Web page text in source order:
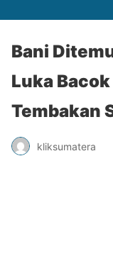
Bani
Luka
Tembakan
kliksumatera